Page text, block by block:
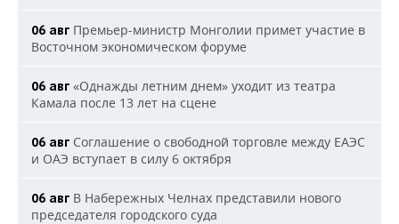
06 авг Премьер-министр Монголии примет участие в
Восточном экономическом форуме
06 авг «Однажды летним днем» уходит из театра
Камала после 13 лет на сцене
06 авг Соглашение о свободной торговле между ЕАЭС
и ОАЭ вступает в силу 6 октября
06 авг В Набережных Челнах представили нового
председателя городского суда